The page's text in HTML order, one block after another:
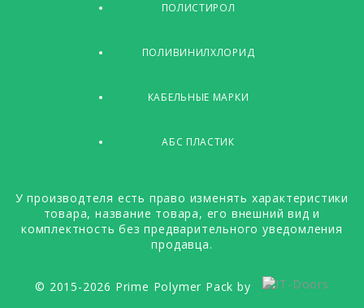
ПОЛИСТИРОЛ
ПОЛИВИНИЛХЛОРИД
КАБЕЛЬНЫЕ МАРКИ
АБС ПЛАСТИК
У производтеля есть право изменять характеристики
товара, название товара, его внешний вид и
комплектность без предварительного уведомления
продавца.
© 2015-2026 Prime Polymer Pack by